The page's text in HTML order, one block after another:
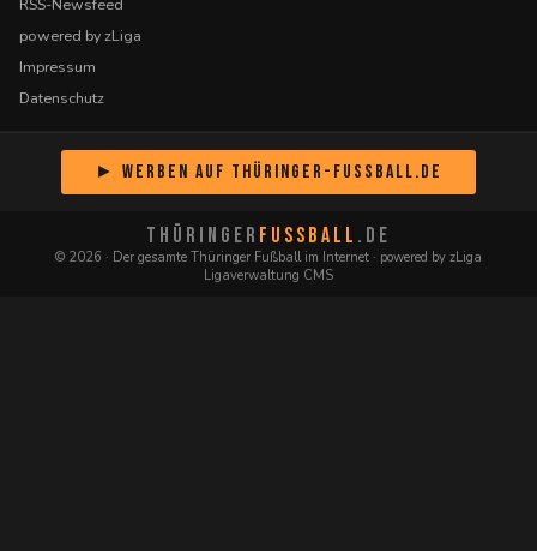
RSS-Newsfeed
powered by zLiga
Impressum
Datenschutz
► Werben auf Thüringer-Fussball.de
THÜRINGER FUSSBALL .DE
© 2026 · Der gesamte Thüringer Fußball im Internet · powered by zLiga
Ligaverwaltung CMS